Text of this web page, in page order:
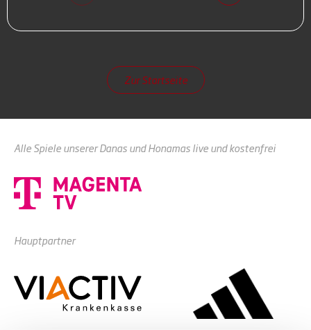
Zur Startseite
Alle Spiele unserer Danas und Honamas live und kostenfrei
Hauptpartner